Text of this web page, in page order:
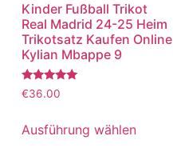
Kinder Fußball Trikot
Real Madrid 24-25 Heim
Trikotsatz Kaufen Online
Kylian Mbappe 9
Bewertet
mit
von 5
€36.00
Ausführung wählen